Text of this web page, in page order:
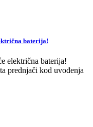
baterija!
električna baterija!
prednjači kod uvođenja